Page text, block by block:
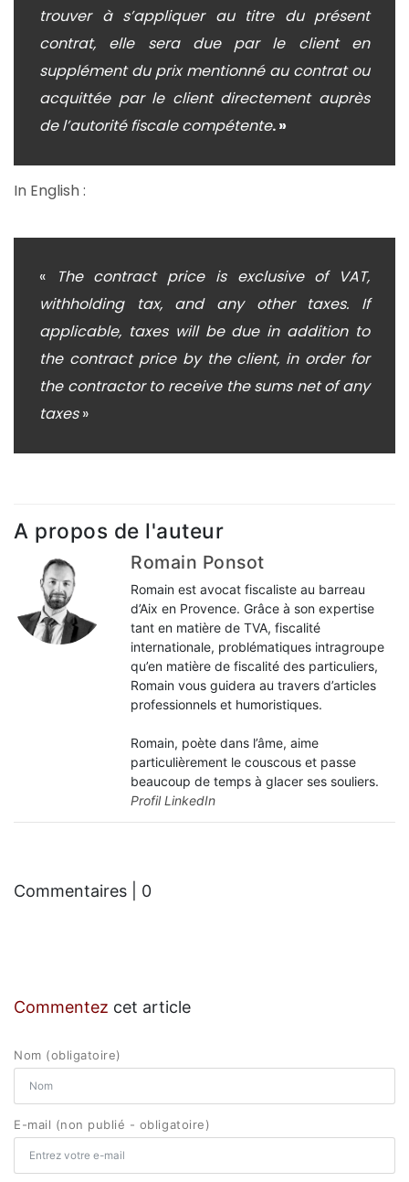
trouver à s’appliquer au titre du présent
contrat, elle sera due par le client en
supplément du prix mentionné au contrat ou
acquittée par le client directement auprès
de l’autorité fiscale compétente. »
In English :
«
The contract price is exclusive of VAT,
withholding tax, and any other taxes. If
applicable, taxes will be due in addition to
the contract price by the client, in order for
the contractor to receive the sums net of any
taxes»
A propos de l'auteur
Romain Ponsot
Romain est avocat fiscaliste au barreau
d’Aix en Provence. Grâce à son expertise
tant en matière de TVA, fiscalité
internationale, problématiques intragroupe
qu’en matière de fiscalité des particuliers,
Romain vous guidera au travers d’articles
professionnels et humoristiques.
Romain, poète dans l’âme, aime
particulièrement le couscous et passe
beaucoup de temps à glacer ses souliers.
Profil LinkedIn
Commentaires | 0
Commentez cet article
Nom (obligatoire)
E-mail (non publié - obligatoire)